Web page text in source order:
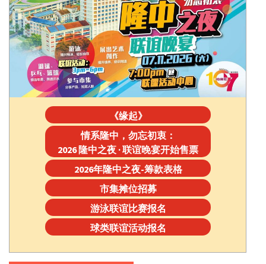
《缘起》
情系隆中，勿忘初衷：
2026 隆中之夜 · 联谊晚宴开始售票
2026年隆中之夜-筹款表格
市集摊位招募
游泳联谊比赛报名
球类联谊活动报名